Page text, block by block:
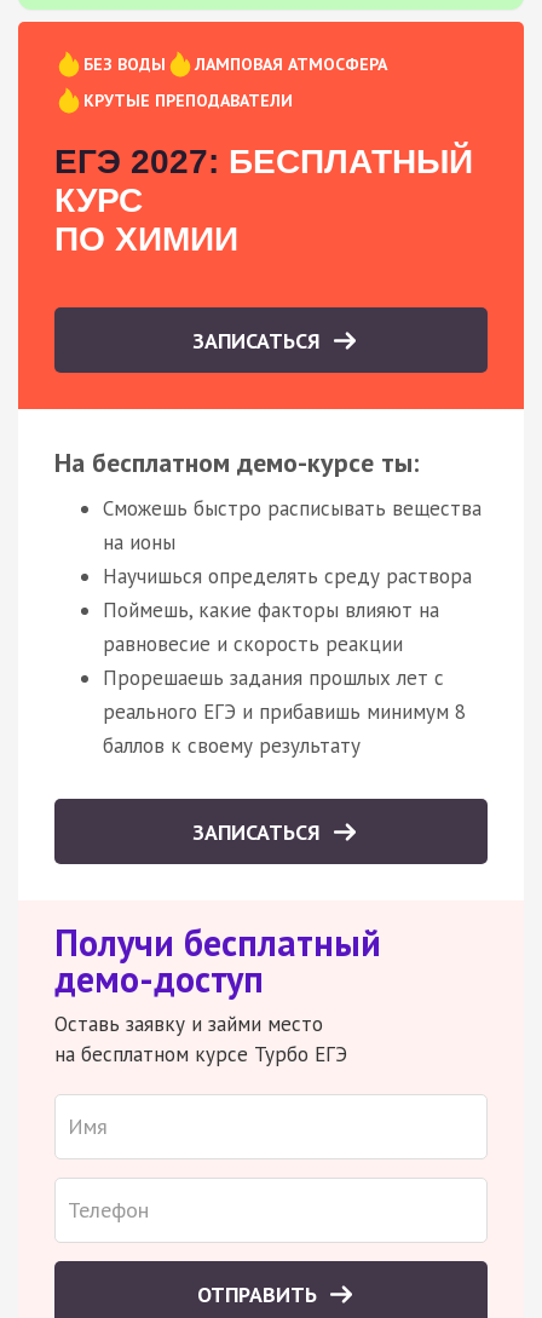
БЕЗ ВОДЫ
ЛАМПОВАЯ АТМОСФЕРА
КРУТЫЕ ПРЕПОДАВАТЕЛИ
ЕГЭ 2027: БЕСПЛАТНЫЙ
КУРС
ПО ХИМИИ
ЗАПИСАТЬСЯ
На бесплатном демо-курсе ты:
Сможешь быстро расписывать вещества
на ионы
Научишься определять среду раствора
Поймешь, какие факторы влияют на
равновесие и скорость реакции
Прорешаешь задания прошлых лет с
реального ЕГЭ и прибавишь минимум 8
баллов к своему результату
ЗАПИСАТЬСЯ
Получи бесплатный
демо-доступ
Оставь заявку и займи место
на бесплатном курсе Турбо ЕГЭ
ОТПРАВИТЬ